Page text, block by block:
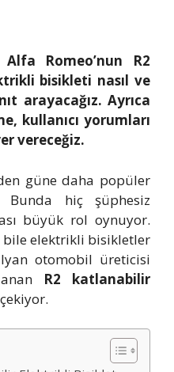
Romeo’nun R2
bisikleti nasıl ve
arayacağız. Ayrıca
kullanıcı yorumları
vereceğiz.
güne daha popüler
Bunda hiç şüphesiz
büyük rol oynuyor.
bile elektrikli bisikletler
otomobil üreticisi
R2 katlanabilir